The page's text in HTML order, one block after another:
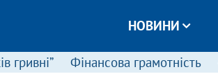
НОВИНИ
гривні” Фінансова грамотність